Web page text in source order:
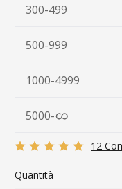
300-499
500-999
1000-4999
5000-
12
Quantità